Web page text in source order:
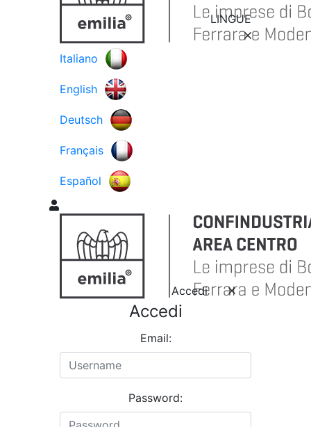
LINGUE
Italiano
English
Deutsch
Français
Español
Accedi
Accedi
Email:
Password: